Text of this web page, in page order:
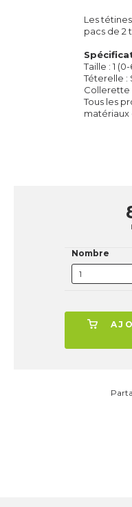
Les
pacs de 2
Sp
Taille : 1
Téterelle :
Collerette
Tous les
matériaux
Nombre